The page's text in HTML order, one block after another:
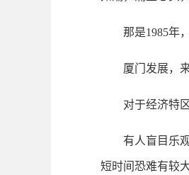
那是1985年，
厦门发展，来
对于经济特区
有人盲目乐观
短时间恐难有较